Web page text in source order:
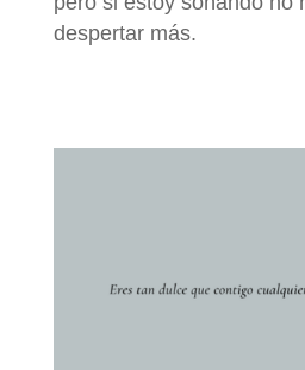
despertar más.